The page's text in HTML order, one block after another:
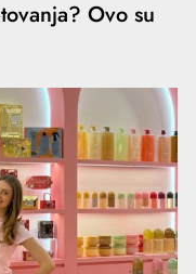
Ovo su